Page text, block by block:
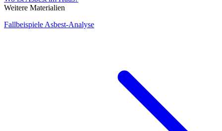
Weitere Materialien
Fallbeispiele Asbest-Analyse